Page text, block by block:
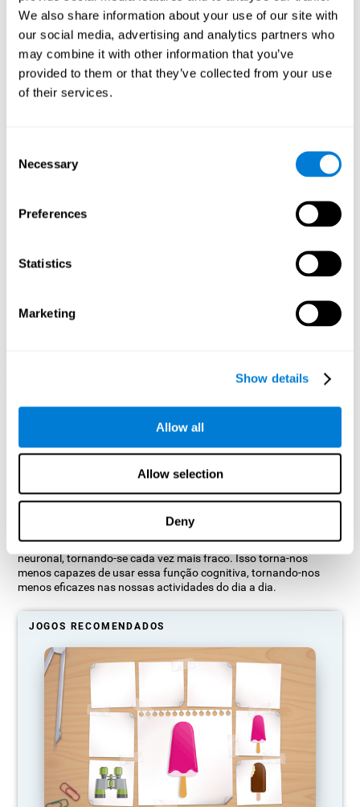
We also share information about your use of our site with
our social media, advertising and analytics partners who
may combine it with other information that you’ve
provided to them or that they’ve collected from your use
of their services.
Selection
Necessary
Preferences
Statistics
Marketing
Show details
Allow all
Allow selection
Deny
cruzadas Visual” melhora as minhas
habilidades cognitivas?
Jogar jogos como Palavras-cruzadas Visual da CogniFit estimula
um padrão específico de activação neuronal. Repetir e treinar
esse padrão de forma consistente pode ajudar a criar novas
O jogo Palavras-cruzadas visual ajuda a exercitar a memória de
trabalho, a nomenclatura e a percepção. A estimulação
cognitivas.
Projeção gráfica orientativa de redes neuronais após 3 semanas.
O que acontece quando eu não treino
as minhas habilidades cognitivas?
O nosso cérebro está desenhado para economizar recursos, por
isso tende a eliminar conexões que não são utilizadas. Dessa
forma, se uma habilidade cognitiva não for usada normalmente,
o cérebro não fornecerá recursos para esse padrão de activação
neuronal, tornando-se cada vez mais fraco. Isso torna-nos
menos capazes de usar essa função cognitiva, tornando-nos
menos eficazes nas nossas actividades do dia a dia.
JOGOS RECOMENDADOS